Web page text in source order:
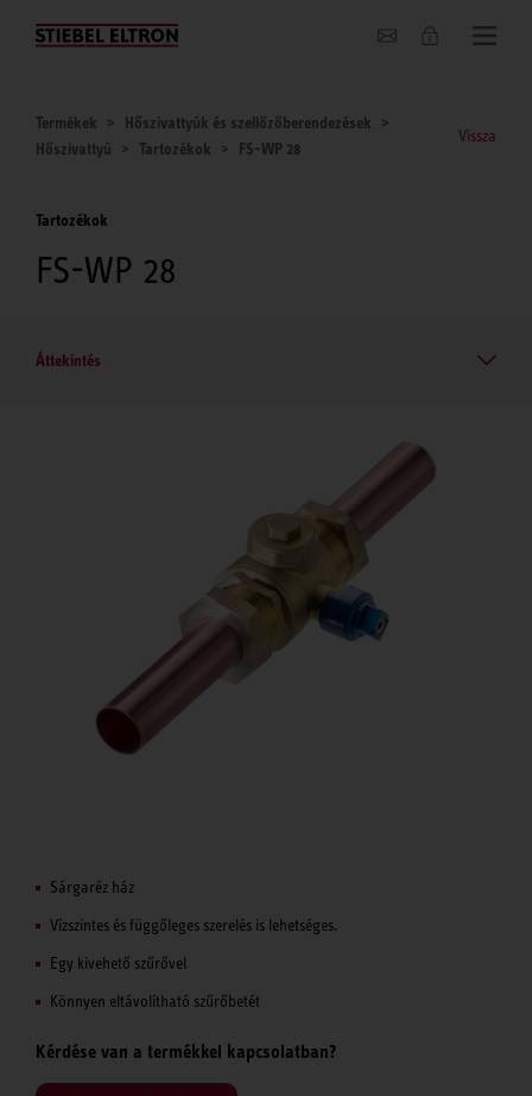
Hírek
Termékek
Hőszivattyúk és szellőzőberendezések
Hőszivattyú
Tartozékok FS-WP 28
Vissza
Tartozékok
FS-WP 28
Áttekintés
Sárgaréz ház
Vízszintes és függőleges szerelés is lehetséges.
Egy kivehető szűrővel
Könnyen eltávolítható szűrőbetét
Kérdése van a termékkel kapcsolatban?